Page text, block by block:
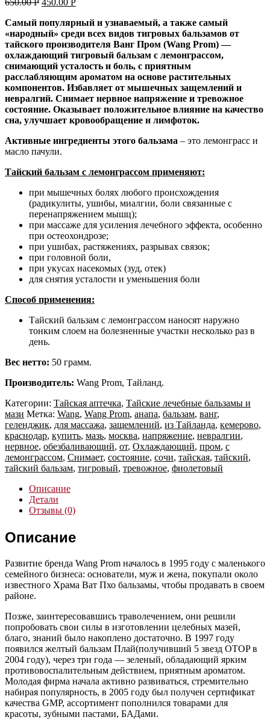
650.00Р 450.00 Р
Самый популярный и узнаваемый, а также самый
«народный» среди всех видов тигровых бальзамов от
тайского производителя Ванг Пром (Wang Prom) —
охлаждающий тигровый бальзам с лемонграссом,
снимающий усталость и боль, с приятным
расслабляющим ароматом на основе растительных
компонентов. Избавляет от мышечных защемлений и
невралгий. Снимает нервное напряжение и тревожное
состояние. Оказывает положительное влияние на качество
сна, улучшает кровообращение и лимфоток.
Активные ингредиенты этого бальзама – это лемонграсс и
масло пачули.
Тайский бальзам с лемонграссом применяют:
при мышечных болях любого происхождения
(радикулиты, ушибы, миалгии, боли связанные с
перенапряжением мышц);
при массаже для усиления лечебного эффекта, особенно
при остеохондрозе;
при ушибах, растяжениях, разрывах связок;
при головной боли,
при укусах насекомых (зуд, отек)
для снятия усталости и уменьшения боли
Способ применения:
Тайский бальзам с лемонграссом наносят наружно
тонким слоем на болезненные участки несколько раз в
день.
Вес нетто: 50 грамм.
Производитель: Wang Prom, Тайланд.
Категории: Тайская аптечка, Тайские лечебные бальзамы и
мази Метка: Wang, Wang Prom, анапа, бальзам, ванг,
геленджик, для массажа, защемлений, из Тайланда, кемерово,
краснодар, купить, мазь, москва, напряжение, невралгии,
нервное, обезбаливающий, от, Охлаждающий, пром, с
лемонграссом, Снимает, состояние, сочи, тайская, тайский,
тайский бальзам, тигровый, тревожное, фиолетовый
Описание
Детали
Отзывы (0)
Описание
Развитие бренда Wang Prom началось в 1995 году с маленького
семейного бизнеса: основатели, муж и жена, покупали около
известного Храма Ват Пхо бальзамы, чтобы продавать в своем
районе.
Позже, заинтересовавшись траволечением, они решили
попробовать свои силы в изготовлении целебных мазей,
благо, знаний было накоплено достаточно. В 1997 году
появился желтый бальзам Плай(получивший 5 звезд OTOP в
2004 году), через три года — зеленый, обладающий ярким
противовоспалительным действием, приятным ароматом.
Молодая фирма начала активно развиваться, стремительно
набирая популярность, в 2005 году был получен сертификат
качества GMP, ассортимент пополнился товарами для
красоты, зубными пастами, БАДами.